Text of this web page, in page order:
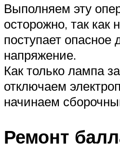
Выполняем эту
осторожно, так как
поступает опасное
напряжение.
Как только лампа
отключаем
начинаем
Ремонт